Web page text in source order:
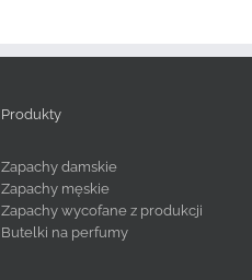
Produkty
Zapachy damskie
Zapachy męskie
Zapachy wycofane z produkcji
Butelki na perfumy